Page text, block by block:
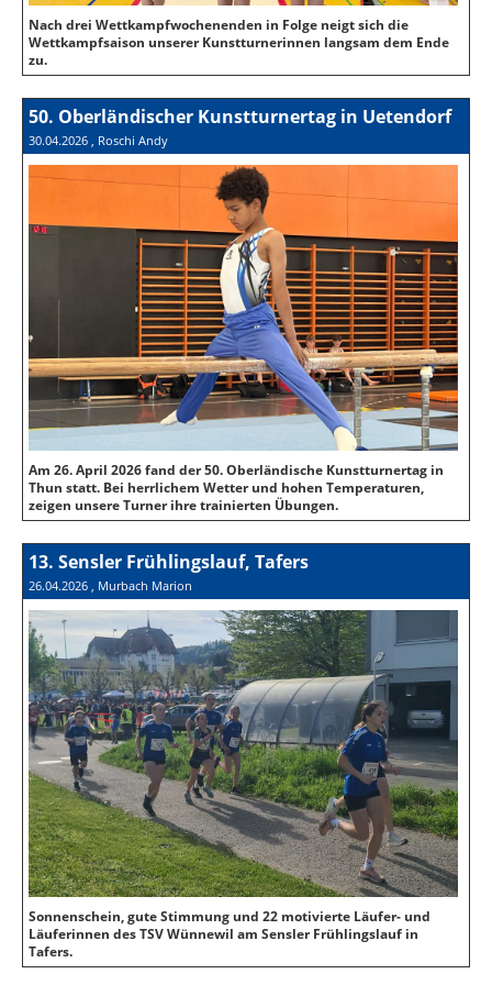
Nach drei Wettkampfwochenenden in Folge neigt sich die
Wettkampfsaison unserer Kunstturnerinnen langsam dem Ende
zu.
50. Oberländischer Kunstturnertag in Uetendorf
30.04.2026 , Roschi Andy
Am 26. April 2026 fand der 50. Oberländische Kunstturnertag in
Thun statt. Bei herrlichem Wetter und hohen Temperaturen,
zeigen unsere Turner ihre trainierten Übungen.
13. Sensler Frühlingslauf, Tafers
26.04.2026 , Murbach Marion
Sonnenschein, gute Stimmung und 22 motivierte Läufer- und
Läuferinnen des TSV Wünnewil am Sensler Frühlingslauf in
Tafers.